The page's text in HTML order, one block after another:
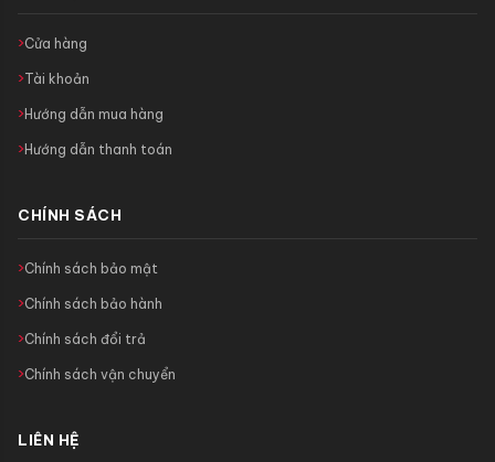
Cửa hàng
Tài khoản
Hướng dẫn mua hàng
Hướng dẫn thanh toán
CHÍNH SÁCH
Chính sách bảo mật
Chính sách bảo hành
Chính sách đổi trả
Chính sách vận chuyển
LIÊN HỆ